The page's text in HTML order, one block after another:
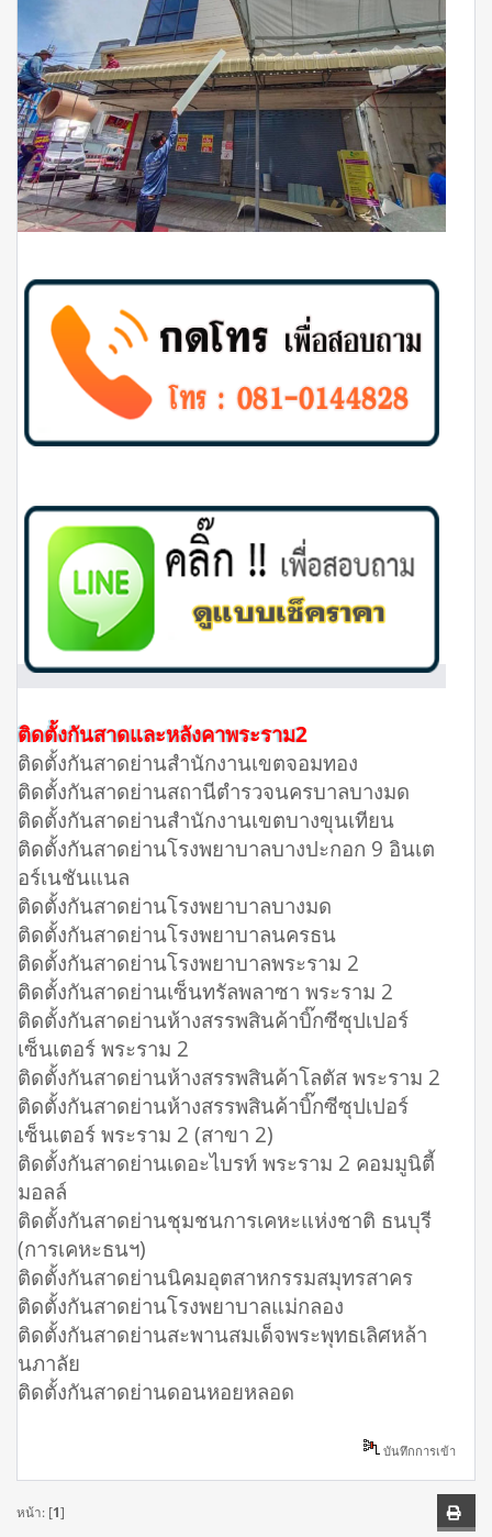
ติดตั้งกันสาดและหลังคาพระราม2
ติดตั้งกันสาดย่านสำนักงานเขตจอมทอง
ติดตั้งกันสาดย่านสถานีตำรวจนครบาลบางมด
ติดตั้งกันสาดย่านสำนักงานเขตบางขุนเทียน
ติดตั้งกันสาดย่านโรงพยาบาลบางปะกอก 9 อินเต
อร์เนชันแนล
ติดตั้งกันสาดย่านโรงพยาบาลบางมด
ติดตั้งกันสาดย่านโรงพยาบาลนครธน
ติดตั้งกันสาดย่านโรงพยาบาลพระราม 2
ติดตั้งกันสาดย่านเซ็นทรัลพลาซา พระราม 2
ติดตั้งกันสาดย่านห้างสรรพสินค้าบิ๊กซีซุปเปอร์
เซ็นเตอร์ พระราม 2
ติดตั้งกันสาดย่านห้างสรรพสินค้าโลตัส พระราม 2
ติดตั้งกันสาดย่านห้างสรรพสินค้าบิ๊กซีซุปเปอร์
เซ็นเตอร์ พระราม 2 (สาขา 2)
ติดตั้งกันสาดย่านเดอะไบรท์ พระราม 2 คอมมูนิตี้
มอลล์
ติดตั้งกันสาดย่านชุมชนการเคหะแห่งชาติ ธนบุรี
(การเคหะธนฯ)
ติดตั้งกันสาดย่านนิคมอุตสาหกรรมสมุทรสาคร
ติดตั้งกันสาดย่านโรงพยาบาลแม่กลอง
ติดตั้งกันสาดย่านสะพานสมเด็จพระพุทธเลิศหล้า
นภาลัย
ติดตั้งกันสาดย่านดอนหอยหลอด
บันทึกการเข้า
หน้า: [1]